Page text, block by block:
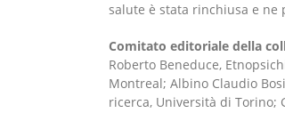
salute è stata rinchiusa e ne
Comitato editoriale della
Roberto Beneduce,
Montreal; Albino Claudio
ricerca, Università di Torino;